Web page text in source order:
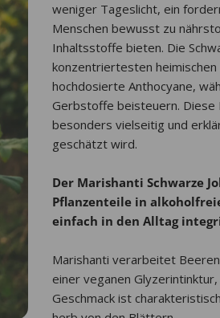
weniger Tageslicht, ein
Menschen bewusst zu
Inhaltsstoffe bieten. Die
konzentriertesten
hochdosierte Anthocyane,
Gerbstoffe beisteuern. Diese
besonders vielseitig und
geschätzt wird.
Der Marishanti Schwarze
Pflanzenteile in
einfach in den Alltag
Marishanti verarbeitet
einer veganen
Geschmack ist